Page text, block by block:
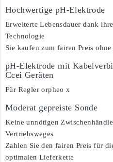
Hochwertige pH-Elektrode
Erweiterte Lebensdauer dank
Technologie
Sie kaufen zum fairen Preis
pH-Elektrode mit
Ccei Geräten
Für Regler orpheo x
Moderat gepreiste Sonde
Keine unnötigen
Vertriebsweges
Zahlen Sie den fairen Preis für
optimalen Lieferkette